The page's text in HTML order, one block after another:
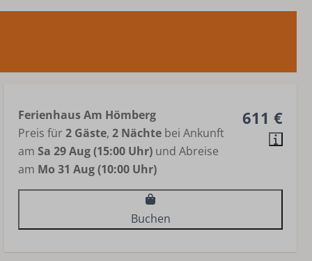
611 €
Ferienhaus Am Hömberg
Preis für2 Gäste, 2 Nächte bei Ankunft
am Sa 29 Aug (15:00 Uhr) und Abreise
am Mo 31 Aug (10:00 Uhr)
Buchen